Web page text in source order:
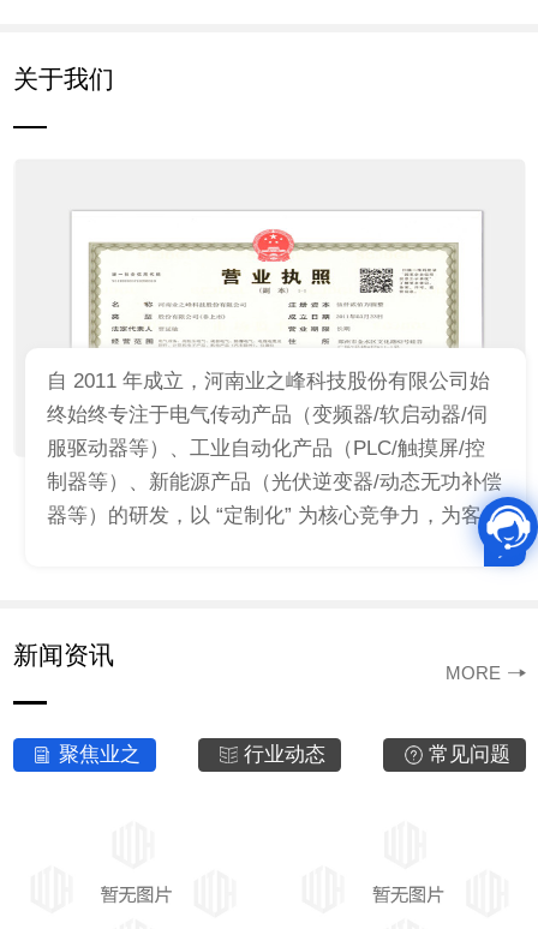
关于我们
自 2011 年成立，河南业之峰科技股份有限公司始
终始终专注于电气传动产品（变频器/软启动器/伺
服驱动器等）、工业自动化产品（PLC/触摸屏/控
制器等）、新能源产品（光伏逆变器/动态无功补偿
器等）的研发，以 “定制化” 为核心竞争力，为客户
提供研发、设计、系统集成、销售及技术服务全链
新闻资讯
MORE
聚焦业之
行业动态 常见问题